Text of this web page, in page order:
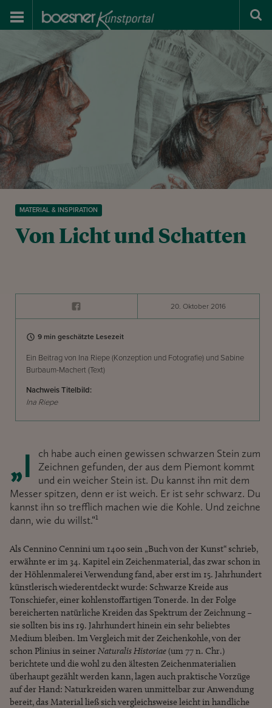
MATERIAL & INSPIRATION
Von Licht und Schatten
20. Oktober 2016
9 min geschätzte Lesezeit
Ein Beitrag von Ina Riepe (Konzeption und Fotografie) und Sabine
Burbaum-Machert (Text)
Nachweis Titelbild:
Ina Riepe
„Ich habe auch einen gewissen schwarzen Stein zum
Zeichnen gefunden, der aus dem Piemont kommt
und ein weicher Stein ist. Du kannst ihn mit dem
Messer spitzen, denn er ist weich. Er ist sehr schwarz. Du
kannst ihn so trefflich machen wie die Kohle. Und zeichne
dann, wie du willst.“¹
Als Cennino Cennini um 1400 sein „Buch von der Kunst“ schrieb,
erwähnte er im 34. Kapitel ein Zeichenmaterial, das zwar schon in
der Höhlenmalerei Verwendung fand, aber erst im 15. Jahrhundert
künstlerisch wiederentdeckt wurde: Schwarze Kreide aus
Tonschiefer, einer kohlenstoffartigen Tonerde. In der Folge
bereicherten natürliche Kreiden das Spektrum der Zeichnung –
sie sollten bis ins 19. Jahrhundert hinein ein sehr beliebtes
Medium bleiben. Im Vergleich mit der Zeichenkohle, von der
schon Plinius in seinerNaturalis Historiae(um 77 n. Chr.)
berichtete und die wohl zu den ältesten Zeichenmaterialien
überhaupt gezählt werden kann, lagen auch praktische Vorzüge
auf der Hand: Naturkreiden waren unmittelbar zur Anwendung
bereit, das Material ließ sich vergleichsweise leicht in handliche